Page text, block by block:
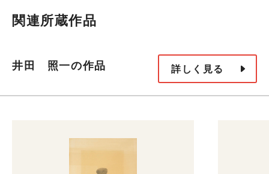
関連所蔵作品
井田 照一の作品 詳しく見る